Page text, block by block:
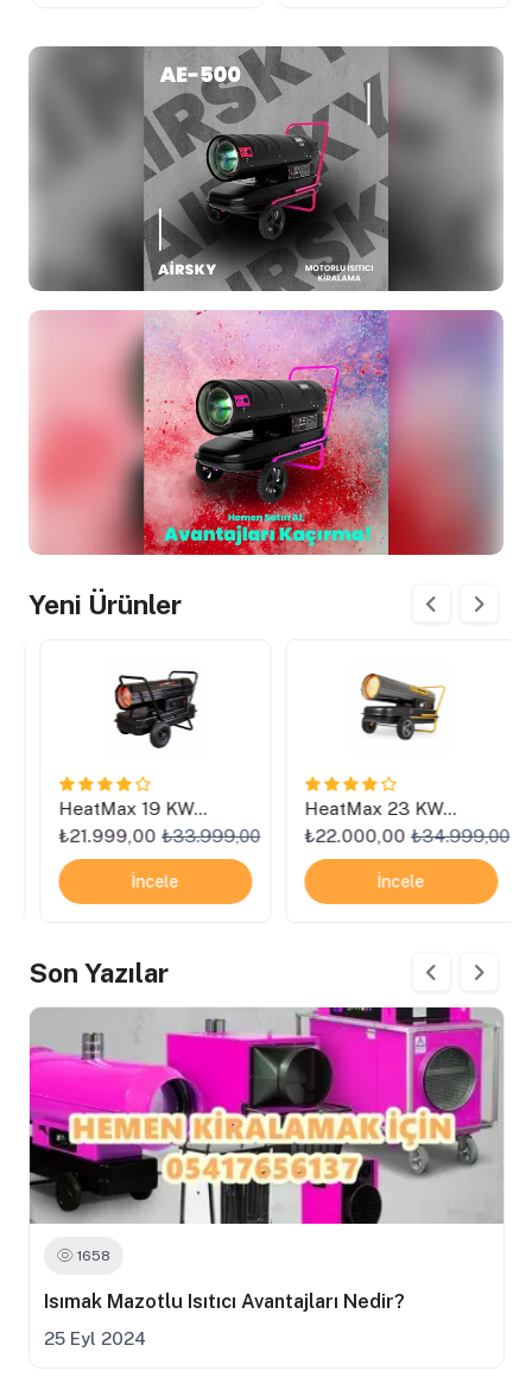
Yeni Ürünler
HeatMax 19 KW
Elektrikli Isımak Isıtıcı
₺21.999,00 ₺33.999,00
İncele
HeatMax 23 KW
Elektrikli Isımak Isıtıcı
₺22.000,00 ₺34.999,00
İncele
Son Yazılar
1658
Isımak Mazotlu Isıtıcı Avantajları Nedir?
25 Eyl 2024
1710
Mazotlu Isıtıcı Temizliği Nedir?
25 Eyl 2024
1769
Mazotlu Isıtıcı Önerileri Nedir?
25 Eyl 2024